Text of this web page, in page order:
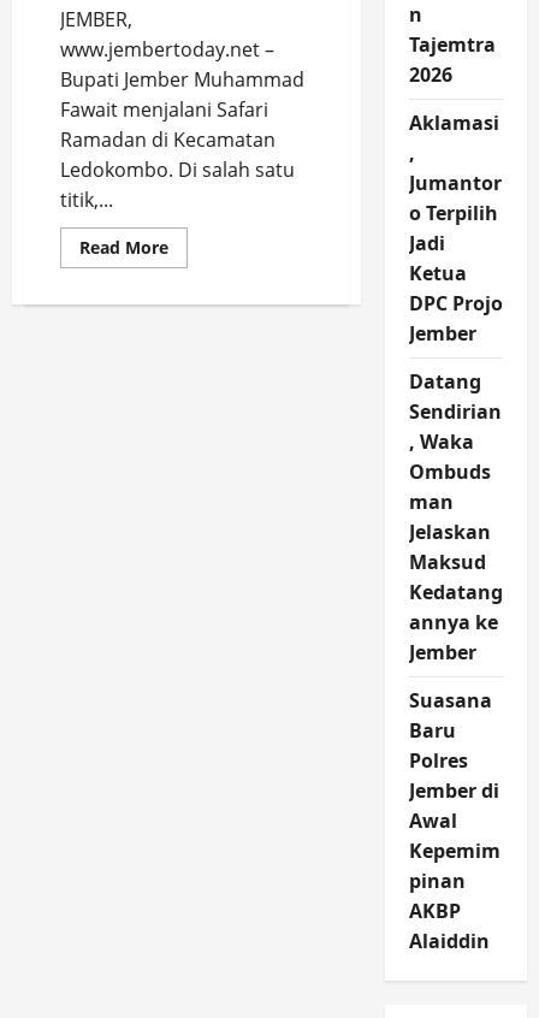
JEMBER,
www.jembertoday.net –
Bupati Jember Muhammad
Fawait menjalani Safari
Ramadan di Kecamatan
Ledokombo. Di salah satu
titik,...
Read MoreRead
more
Ramadan
n
Tajemtra
2026
Aklamasi
,
Jumantor
o Terpilih
Jadi
Ketua
DPC Projo
Jember
Datang
Sendirian
, Waka
Ombuds
man
Jelaskan
Maksud
Kedatang
annya ke
Jember
Suasana
Baru
Polres
Jember di
Awal
Kepemim
pinan
AKBP
Alaiddin